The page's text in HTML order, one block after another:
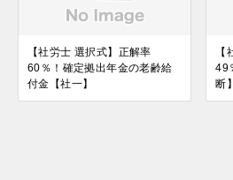
【社労士 選択式】正解率
60％！確定拠出年金の老齢給
付金【社一】
49
断】